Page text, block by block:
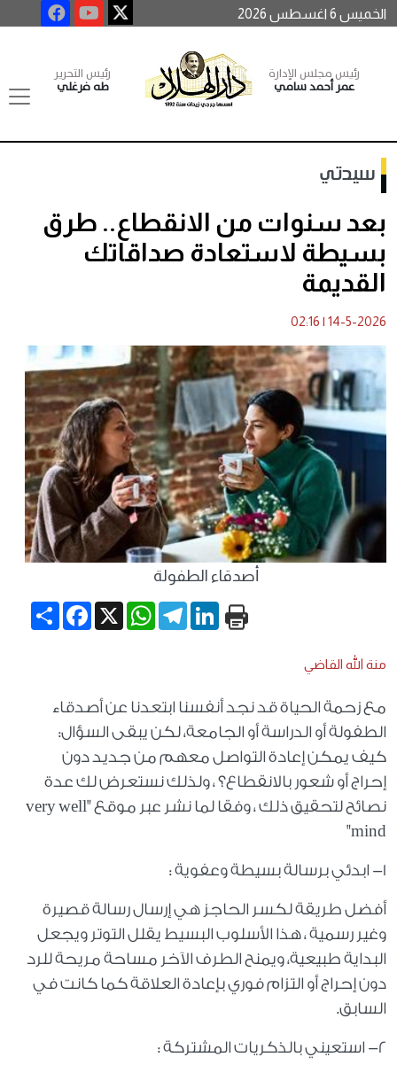
الخميس 6 اغسطس 2026
رئيس مجلس الإدارة
عمر أحمد سامي
رئيس التحرير
طه فرغلي
سيدتي
بعد سنوات من الانقطاع.. طرق
بسيطة لاستعادة صداقاتك
القديمة
14-5-2026
|
02:16
أصدقاء الطفولة
Share
Facebook X
WhatsApp
TelegramLinkedIn
منة الله القاضي
مع زحمة الحياة قد نجد أنفسنا ابتعدنا عن أصدقاء
الطفولة أو الدراسة أو الجامعة، لكن يبقى السؤال:
كيف يمكن إعادة التواصل معهم من جديد دون
إحراج أو شعور بالانقطاع؟ ، ولذلك نستعرض لك عدة
نصائح لتحقيق ذلك ، وفقا لما نشر عبر موقع "very well
mind"
١- ابدئي برسالة بسيطة وعفوية :
أفضل طريقة لكسر الحاجز هي إرسال رسالة قصيرة
وغير رسمية ، هذا الأسلوب البسيط يقلل التوتر ويجعل
البداية طبيعية، ويمنح الطرف الآخر مساحة مريحة للرد
دون إحراج أو التزام فوري بإعادة العلاقة كما كانت في
السابق.
٢- استعيني بالذكريات المشتركة :